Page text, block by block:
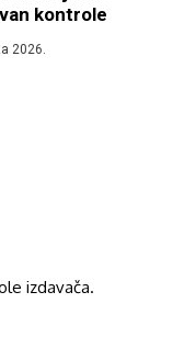
kontrole
2026.
izdavača.